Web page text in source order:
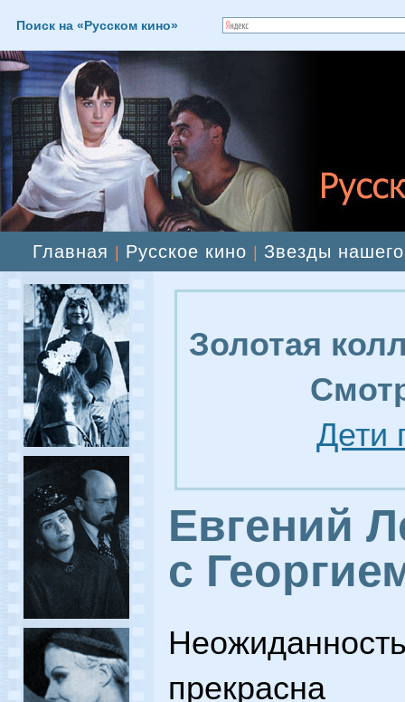
Поиск на «Русском кино»
Главная Русское кино Звезды
Золотая
Дети
Евгений
с
прекрасна